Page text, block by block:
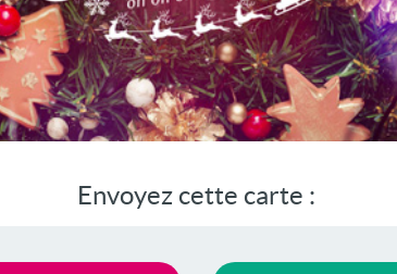
la
vidéo
Envoyez cette carte :